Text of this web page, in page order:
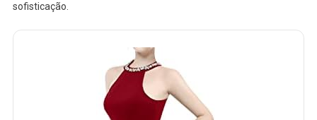
sofisticação.